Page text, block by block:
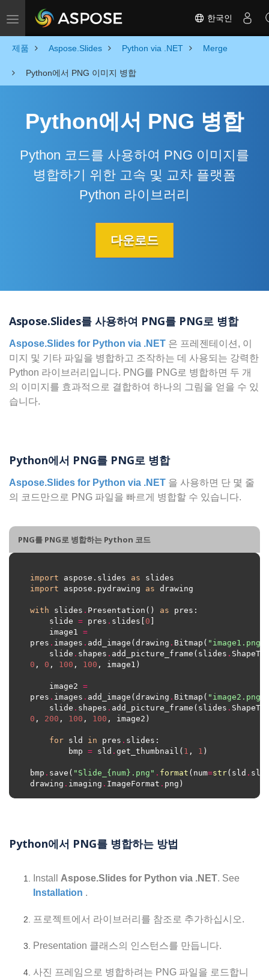
Toggle navigation 한국인
제품 Aspose.Slides Python via .NET Merge
Python에서 PNG 이미지 병합
Python에서 PNG 병합
Python 코드를 사용하여 PNG 이미지를
병합하기 위한 고속 및 교차 플랫폼
Python 라이브러리
다운로드
Aspose.Slides를 사용하여 PNG를 PNG로 병합
Aspose.Slides for Python via .NET 은 프레젠테이션, 이
미지 및 기타 파일을 병합하고 조작하는 데 사용되는 강력한
Python 라이브러리입니다. PNG를 PNG로 병합하면 두 개
의 이미지를 효과적으로 결합하여 하나의 그림을 얻을 수 있
습니다.
Python에서 PNG를 PNG로 병합
Aspose.Slides for Python via .NET 을 사용하면 단 몇 줄
의 코드만으로 PNG 파일을 빠르게 병합할 수 있습니다.
PNG를 PNG로 병합하는 Python 코드
import aspose.slides as
import aspose.pydrawing as
with slides . Presentation() as
    slide
= pres . slides[ 0
    image1
=
pres . images . add_image(drawing . Bitmap( "image1.png"
	slide
. shapes . add_picture_frame(slides .
0 , 0 , 100 , 100
    image2
=
pres . images . add_image(drawing . Bitmap( "image2.png"
	slide
. shapes . add_picture_frame(slides .
0 , 200 , 100 , 100
for sld in pres .
        bmp
= sld . get_thumbnail( 1 , 1
bmp . save( "Slide_ {num} .png" . format (num=str(sld .
drawing . imaging . ImageFormat .
Python에서 PNG를 병합하는 방법
Install Aspose.Slides for Python via .NET. See
Installation .
프로젝트에서 라이브러리를 참조로 추가하십시오.
Presentation 클래스의 인스턴스를 만듭니다.
사진 프레임으로 병합하려는 PNG 파일을 로드합니